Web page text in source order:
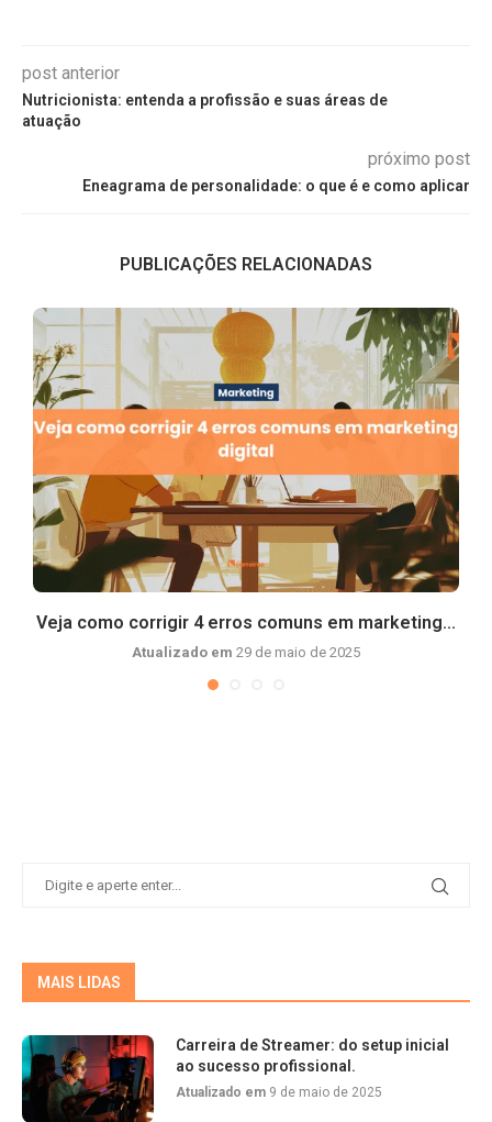
post anterior
Nutricionista: entenda a profissão e suas áreas de
atuação
próximo post
Eneagrama de personalidade: o que é e como aplicar
PUBLICAÇÕES RELACIONADAS
Veja como corrigir 4 erros comuns em marketing...
Atualizado em 29 de maio de 2025
MAIS LIDAS
Carreira de Streamer: do setup inicial
ao sucesso profissional.
Atualizado em 9 de maio de 2025